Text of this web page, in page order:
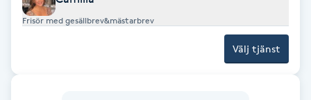
Fotsvamp
Frisör med gesällbrev&mästarbrev
Välj tjänst